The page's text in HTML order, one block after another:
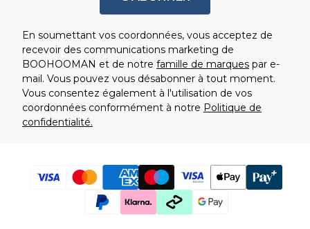
En soumettant vos coordonnées, vous acceptez de
recevoir des communications marketing de
BOOHOOMAN et de notre famille de marques par e-
mail. Vous pouvez vous désabonner à tout moment.
Vous consentez également à l'utilisation de vos
coordonnées conformément à notre Politique de
confidentialité.